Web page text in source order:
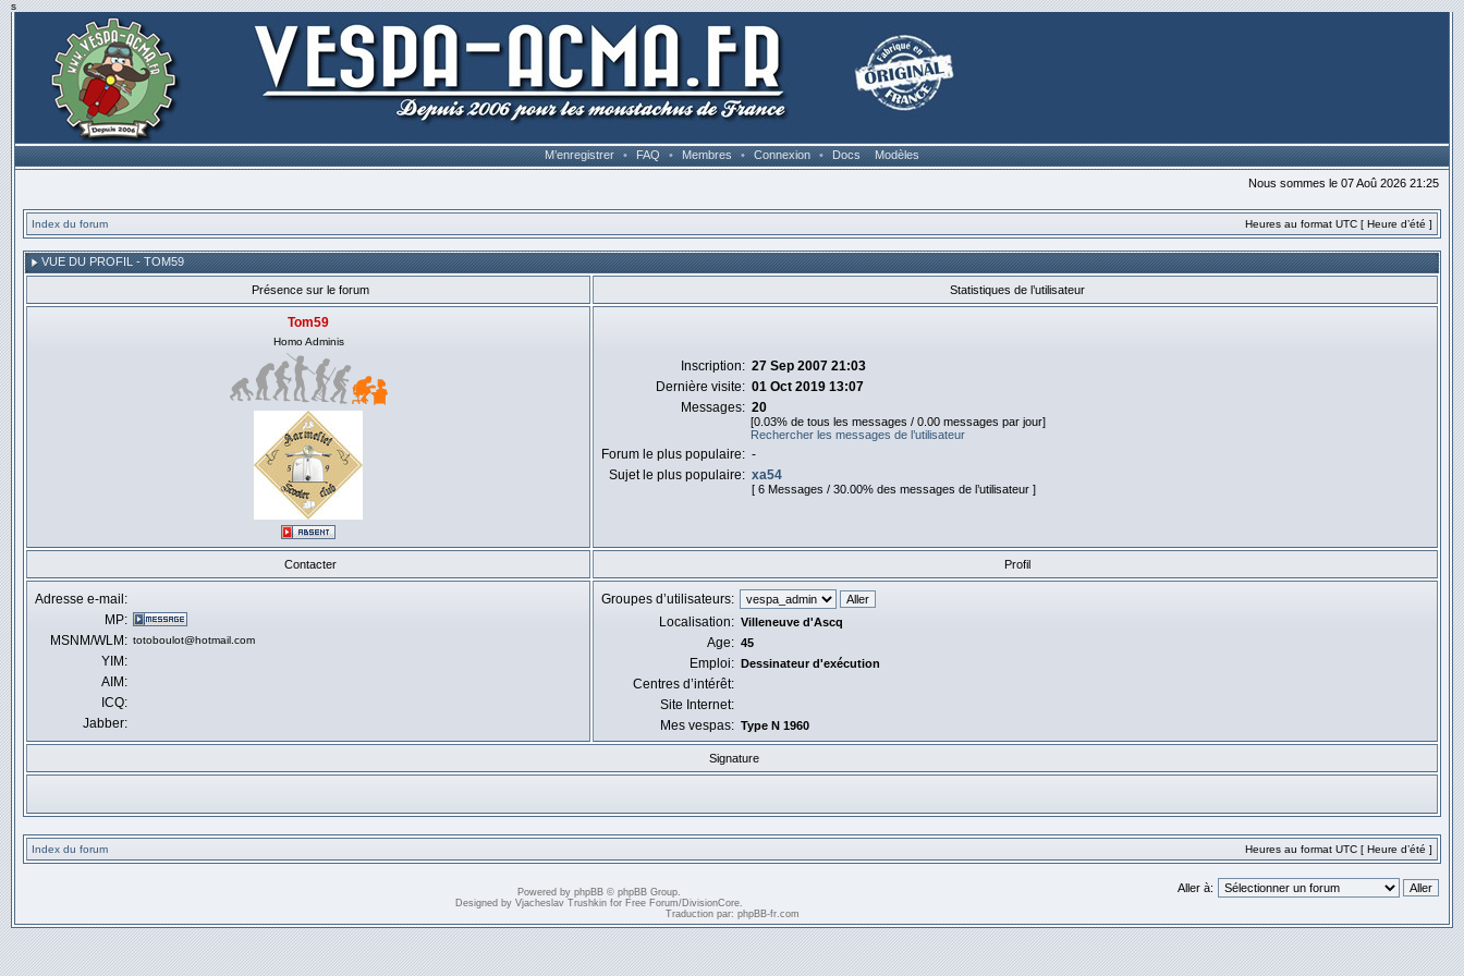
s
M’enregistrer • FAQ • Membres • Connexion • Docs Modèles
Nous sommes le 07 Aoû 2026 21:25
Index du forum Heures au format UTC [ Heure d’été ]
VUE DU PROFIL - TOM59
Présence sur le forum Statistiques de l’utilisateur
Tom59
Homo Adminis
Inscription: 27 Sep 2007 21:03
Dernière visite: 01 Oct 2019 13:07
Messages: 20
[0.03% de tous les messages / 0.00 messages par jour]
Rechercher les messages de l’utilisateur
Forum le plus populaire: -
Sujet le plus populaire: xa54
[ 6 Messages / 30.00% des messages de l’utilisateur ]
Contacter Profil
Adresse e-mail:
MP:
MSNM/WLM: totoboulot@hotmail.com
YIM:
AIM:
ICQ:
Jabber:
Groupes d’utilisateurs:
Localisation: Villeneuve d'Ascq
Age: 45
Emploi: Dessinateur d'exécution
Centres d’intérêt:
Site Internet:
Mes vespas: Type N 1960
Signature
Index du forum Heures au format UTC [ Heure d’été ]
Aller à:
Powered by phpBB© phpBB Group.
Designed by Vjacheslav Trushkinfor Free Forum/DivisionCore.
Traduction par: phpBB-fr.com